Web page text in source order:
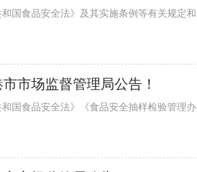
市场监督管理局公告！